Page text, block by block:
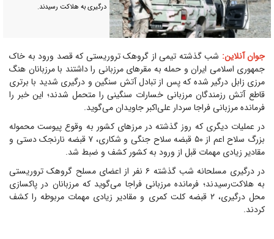
درگیری به هلاکت رسیدند.
جوان آنلاین: شب گذشته تیمی از گروهک تروریستی که قصد ورود به خاک
جمهوری اسلامی ایران و حمله به مقرهای مرزبانی را داشتند با مرزبانان هنگ
مرزی زابل درگیر شده که پس از تبادل آتش سنگین و درگيری شديد با برتری
قاطع آتش رزمندگان مرزبانی خسارات سنگینی را متحمل شدند؛ این خبر را
فرمانده مرزبانی فراجا سردار علی‌اکبر جاویدان می‌گوید.
در عملیات دیگری که روز گذشته در مرزهای کشور به وقوع پیوست محموله
بزرگ سلاح اعم‌ از ۵۰ قبضه سلاح جنگی و شکاری، ۷ قبضه نارنجک دستی و
مقادیر زیادی مهمات قبل از ورود به کشور کشف و ضبط شد.
در درگیری مسلحانه شب گذشته ۶ نفر از اعضای مسلح گروهک تروریستی
به هلاکت‌رسیدند؛ فرمانده مرزبانی فراجا می‌گوید که مرزبانان در پاکسازی
محل درگيری، ۲ قبضه کلت کمری و مقادیر زیادی مهمات مربوطه را کشف
کردند.